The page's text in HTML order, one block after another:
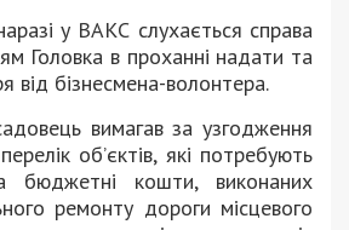
у ВАКС слухається справа
Головка в проханні надати та
від бізнесмена-волонтера.
вимагав за узгодження
об’єктів, які потребують
бюджетні кошти, виконаних
ремонту дороги місцевого